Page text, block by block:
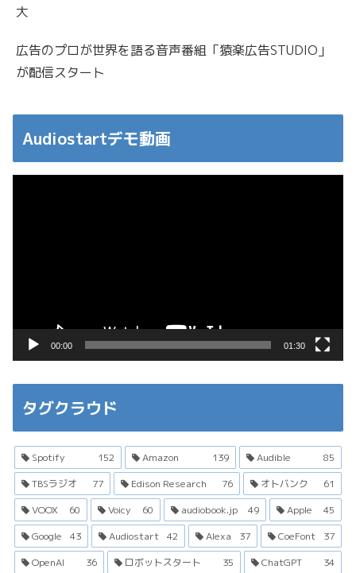
大
広告のプロが世界を語る音声番組「猿楽広告STUDIO」
が配信スタート
Audiostartデモ動画
00:00 01:30
タグクラウド
Spotify 152 Amazon 139 Audible
85
TBSラジオ
77 Edison Research 76 オトバンク
61
VOOX
60 Voicy 60 audiobook.jp 49 Apple
45
Google
43 Audiostart 42 Alexa 37 CoeFont
37
OpenAI
36 ロボットスタート 35 ChatGPT
34